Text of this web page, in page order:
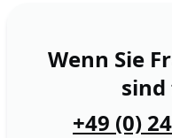
Wenn Sie
sind
+49 (0)